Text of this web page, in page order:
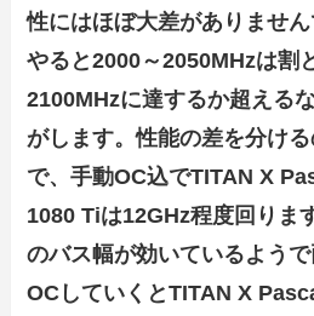
性にはほぼ大差がありませ
やると2000～2050MHzは割
2100MHzに達するか超える
がします。性能の差を分け
で、手動OC込でTITAN X
1080 Tiは12GHz程度回りま
のバス幅が効いているよう
OCしていくとTITAN X